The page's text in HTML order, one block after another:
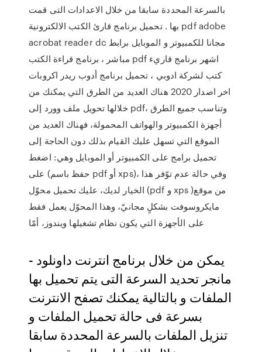
بالسرعة المحددة سابقا من خلال الاعدادات التى قمت
بها . تحميل برنامج قارئ الكتب الالكترونية pdf adobe
acrobat reader dc مجانا للكمبيوتر و الموبايل برابط
مباشر ، برنامج قراءة الكتب pdf اشهر برنامج قاريء
كتب لشركة ادوبي ، تحميل برنامج أدوب ريدر اكروبات
اخر اصدار 2020 هناك العديد من الطرق التي يمكنك من
خلالها تحويل ملف وورد إلى pdf، وتناسب جميع الطرق
أجهزة الكمبيوتر والهواتف المحمولة، فهناك العديد من
الموقع التي تسهل عليك القيام بذلك دون الحاجة إلى
تحميل برامج على الكمبيوتر أو الموبايل وهي: اضغط
على (حفظ باسم pdf أو xps)، وفي حالة عدم توّفر هذا
الخيار لديك، عليك تحميل محوّل (pdf و xps )من موقع
مايكروسوفت بشكلٍ مجانيّ، وهذا المحوّل يعمل فقط
على الأجهزة التي يكون نظام تشغيلها ويندوز، أمّا
- يمكن من خلال برنامج انترنت داونلود
مانجر تحديد السرعة التى يتم تحميل بها
الملفات و بالتالية يمكنك تصفح الانترنت
بسرعة فى حالة تحميل الملفات و
تنزيل الملفات بالسرعة المحددة سابقا